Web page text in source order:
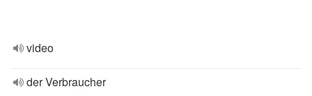
video
der Verbraucher